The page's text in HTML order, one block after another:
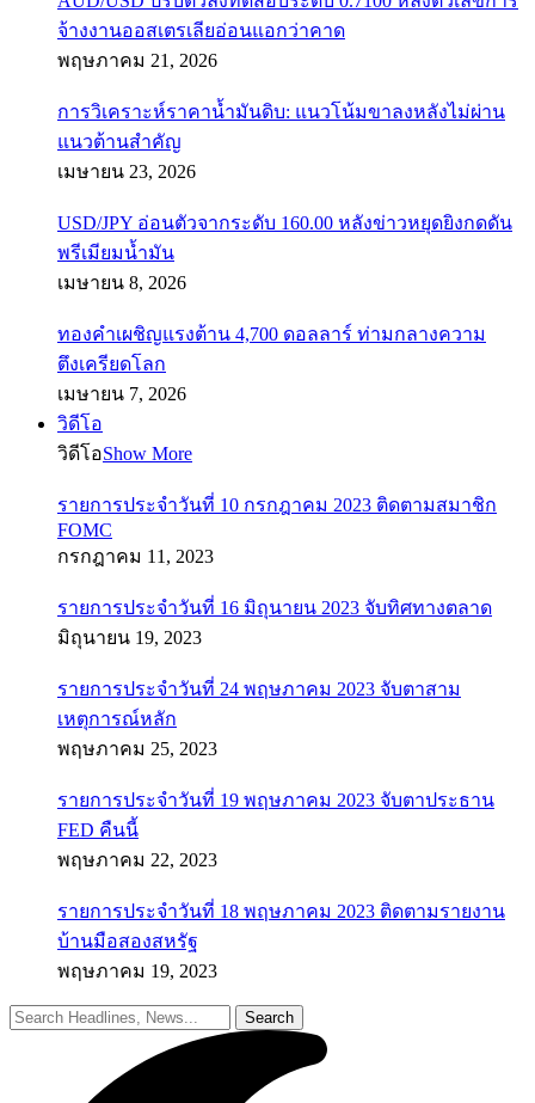
จ้างงานออสเตรเลียอ่อนแอกว่าคาด
พฤษภาคม 21, 2026
การวิเคราะห์ราคาน้ำมันดิบ: แนวโน้มขาลงหลังไม่ผ่าน
แนวต้านสำคัญ
เมษายน 23, 2026
USD/JPY อ่อนตัวจากระดับ 160.00 หลังข่าวหยุดยิงกดดัน
พรีเมียมน้ำมัน
เมษายน 8, 2026
ทองคำเผชิญแรงต้าน 4,700 ดอลลาร์ ท่ามกลางความ
ตึงเครียดโลก
เมษายน 7, 2026
วิดีโอ
วิดีโอShow More
รายการประจำวันที่ 10 กรกฎาคม 2023 ติดตามสมาชิก
FOMC
กรกฎาคม 11, 2023
รายการประจำวันที่ 16 มิถุนายน 2023 จับทิศทางตลาด
มิถุนายน 19, 2023
รายการประจำวันที่ 24 พฤษภาคม 2023 จับตาสาม
เหตุการณ์หลัก
พฤษภาคม 25, 2023
รายการประจำวันที่ 19 พฤษภาคม 2023 จับตาประธาน
FED คืนนี้
พฤษภาคม 22, 2023
รายการประจำวันที่ 18 พฤษภาคม 2023 ติดตามรายงาน
บ้านมือสองสหรัฐ
พฤษภาคม 19, 2023